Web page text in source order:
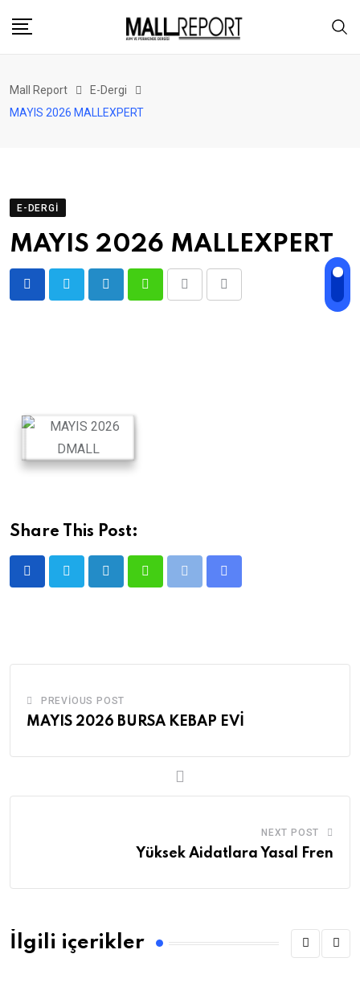
Mall Report
E-Dergi
MAYIS 2026 MALLEXPERT
E-DERGI
MAYIS 2026 MALLEXPERT
Share This Post:
PREVIOUS POST
MAYIS 2026 BURSA KEBAP EVİ
NEXT POST
Yüksek Aidatlara Yasal Fren
İlgili içerikler